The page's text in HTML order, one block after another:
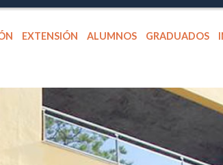
EXTENSIÓN ALUMNOS GRADUADOS